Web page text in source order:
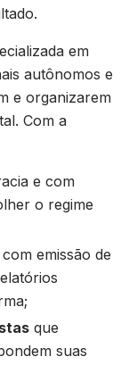
em
autônomos e
e organizarem
Com a
e com
o regime
emissão de
que
suas